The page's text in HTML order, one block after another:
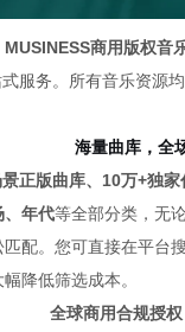
MUSINESS商用版权
服务。 所有音乐资源
海量曲库，全
正版曲库、10万+独家
、年代等全部分类，无
配。您可直接在平
降低筛选成本。
全球商用合规授